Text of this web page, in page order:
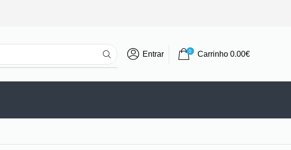
Entrar 0 Carrinho0.00€